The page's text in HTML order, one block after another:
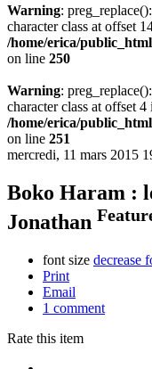
Warning:
character class at offset
/home/erica/
on line 250
Warning:
character class at offset 4
/home/erica/
on line 251
mercredi, 11 mars 2015
Boko Haram :
Jonathan
font size decrease
Print
Email
1 comment
Rate this item